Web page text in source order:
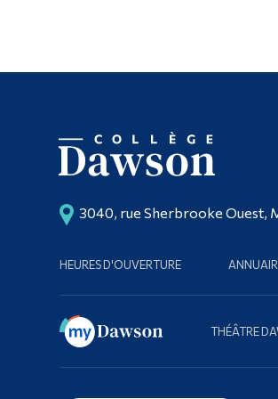
3040, rue Sherbrooke Ouest,
HEURES D'OUVERTURE
THÉÂTRE